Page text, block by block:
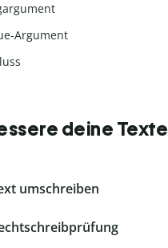
Argument
deine Texte
umschreiben